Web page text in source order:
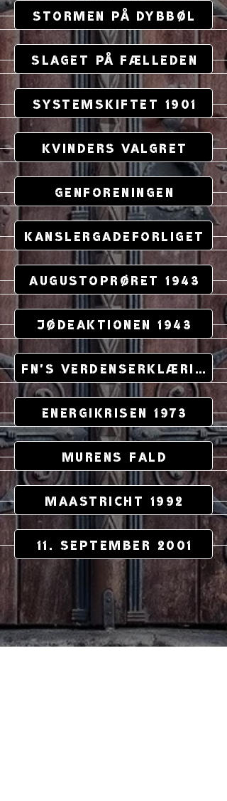
Stormen på Dybbøl
Slaget på Fælleden
Systemskiftet 1901
Kvinders Valgret
Genforeningen
Kanslergadeforliget
Augustoprøret 1943
Jødeaktionen 1943
FN's Verdenserklæring
Energikrisen 1973
Murens Fald
Maastricht 1992
11. september 2001